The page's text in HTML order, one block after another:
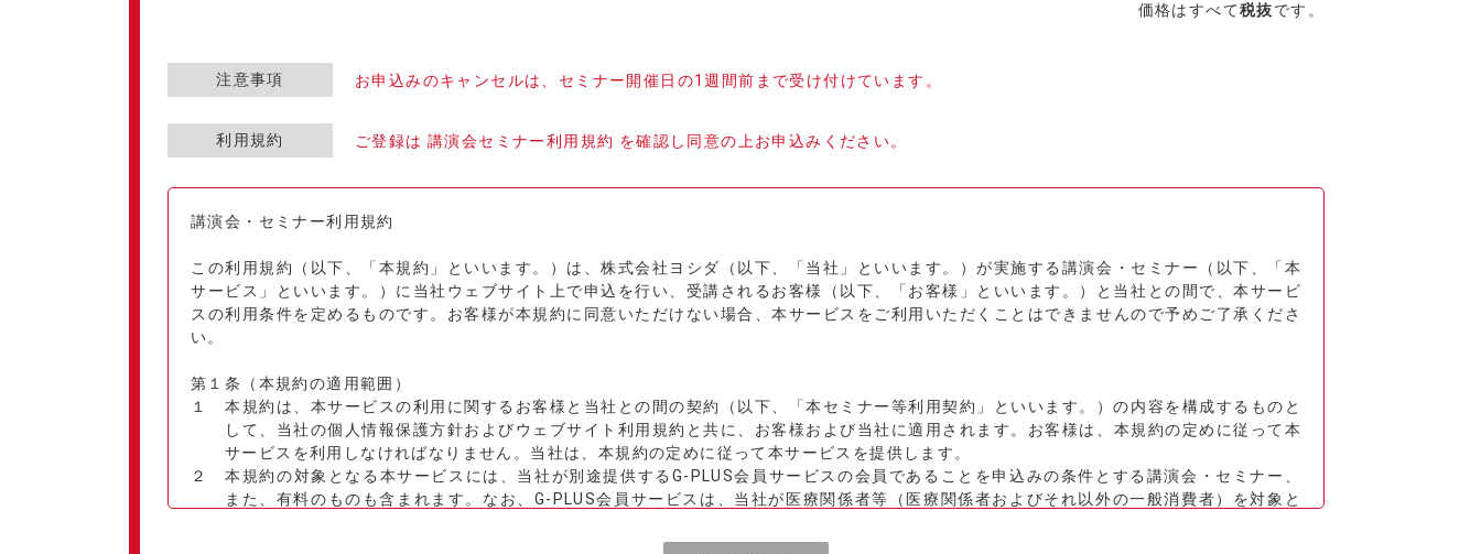
価格はすべて税抜です。
注意事項 お申込みのキャンセルは、セミナー開催日の1週間前まで受け付けています。
利用規約 ご登録は 講演会セミナー利用規約 を確認し同意の上お申込みください。
講演会・セミナー利用規約
この利用規約（以下、「本規約」といいます。）は、株式会社ヨシダ（以下、「当社」といいます。）が実施する講演会・セミナー（以下、「本
サービス」といいます。）に当社ウェブサイト上で申込を行い、受講されるお客様（以下、「お客様」といいます。）と当社との間で、本サービ
スの利用条件を定めるものです。お客様が本規約に同意いただけない場合、本サービスをご利用いただくことはできませんので予めご了承くださ
い。
第１条（本規約の適用範囲）
１ 本規約は、本サービスの利用に関するお客様と当社との間の契約（以下、「本セミナー等利用契約」といいます。）の内容を構成するものと
して、当社の個人情報保護方針およびウェブサイト利用規約と共に、お客様および当社に適用されます。お客様は、本規約の定めに従って本
サービスを利用しなければなりません。当社は、本規約の定めに従って本サービスを提供します。
２ 本規約の対象となる本サービスには、当社が別途提供するG-PLUS会員サービスの会員であることを申込みの条件とする講演会・セミナー、
また、有料のものも含まれます。なお、G-PLUS会員サービスは、当社が医療関係者等（医療関係者およびそれ以外の一般消費者）を対象と